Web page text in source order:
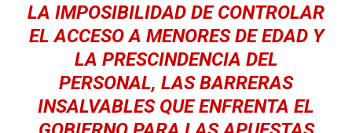
LA IMPOSIBILIDAD DE CONTROLAR
EL ACCESO A MENORES DE EDAD Y
LA PRESCINDENCIA DEL
PERSONAL, LAS BARRERAS
INSALVABLES QUE ENFRENTA EL